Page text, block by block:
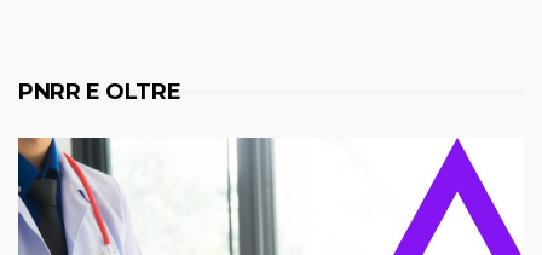
PNRR E OLTRE